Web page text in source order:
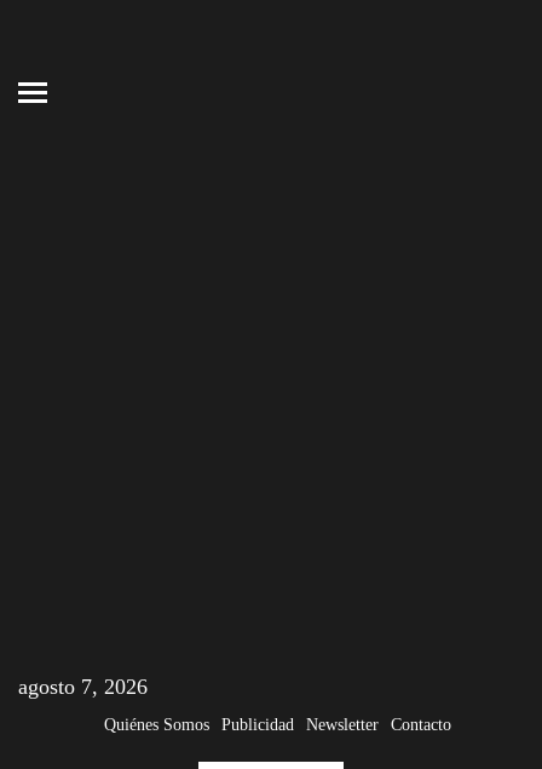
agosto 7, 2026
Quiénes Somos Publicidad Newsletter Contacto